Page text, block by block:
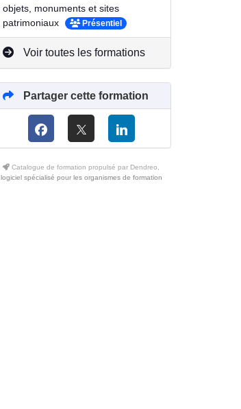
objets, monuments et sites
patrimoniaux
Présentiel
Voir toutes les formations
Partager cette formation
Catalogue de formation propulsé par Dendreo,
logiciel spécialisé pour les organismes de formation